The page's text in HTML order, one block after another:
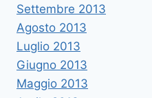
Settembre 2013
Agosto 2013
Luglio 2013
Giugno 2013
Maggio 2013